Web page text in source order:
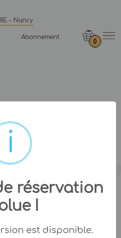
- Nancy
Abonnement
0
réservation
!
est disponible.